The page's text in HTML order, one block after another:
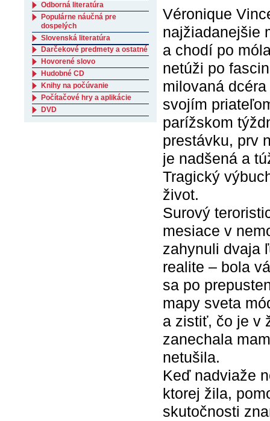
Véronique
najžiadanejšie
a chodí po
netúži po
milovaná
svojím
parížskom
prestávku, prv
je nadšená a
Tragický
život.
Surový
mesiace v
zahynuli dvaja
realite – bola
sa po
mapy sveta
a zistiť, čo je v
zanechala
netušila.
Keď nadviaže
ktorej žila,
skutočnosti
Odborná literatúra
Populárne náučná pre
dospelých
Slovenská literatúra
Darčekové predmety a ostatné
Hovorené slovo
Hudobné CD
Knihy na počúvanie
Počítačové hry a aplikácie
DVD